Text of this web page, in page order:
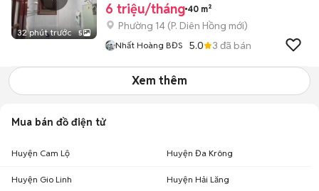
32 phút trước 5
6 triệu/tháng 40 m²
Phường 14 (P. Diên Hồng mới)
Nhất Hoàng BĐS 5.0 3 đã bán
Xem thêm
Mua bán đồ điện tử
Huyện Cam Lộ Huyện Đa Krông
Huyện Gio Linh Huyện Hải Lăng